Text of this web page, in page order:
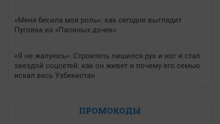
«Меня бесила моя роль»: как сегодня выглядит
Пуговка из «Папиных дочек»
«Я не жалуюсь». Строитель лишился рук и ног и стал
звездой соцсетей: как он живет и почему его семью
искал весь Узбекистан
ПРОМОКОДЫ